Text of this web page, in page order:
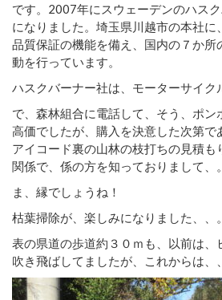
です。2007年にスウェーデンのハス
になりました。埼玉県川越市の本社に
品質保証の機能を備え、国内の７か所
動を行っています。
ハスクバーナー社は、モーターサイク
で、森林組合に電話して、そう、ポン
高価でしたが、購入を決意した次第で
アイコード裏の山林の枝打ちの見積も
関係で、係の方を知っておりまして、。
ま、縁でしょうね！
枯葉掃除が、楽しみになりました、、。
表の県道の歩道約３０ｍも、以前は、
吹き飛ばしてましたが、これからは、